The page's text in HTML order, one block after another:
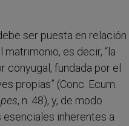
ser puesta en relación
es decir, “la
conyugal, fundada por el
propias” (Conc. Ecum.
, n. 48), y, de modo
inherentes a